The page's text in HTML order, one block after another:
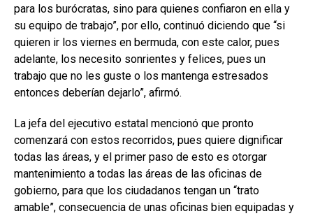
para los burócratas, sino para quienes confiaron en ella y
su equipo de trabajo”, por ello, continuó diciendo que “si
quieren ir los viernes en bermuda, con este calor, pues
adelante, los necesito sonrientes y felices, pues un
trabajo que no les guste o los mantenga estresados
entonces deberían dejarlo”, afirmó.
La jefa del ejecutivo estatal mencionó que pronto
comenzará con estos recorridos, pues quiere dignificar
todas las áreas, y el primer paso de esto es otorgar
mantenimiento a todas las áreas de las oficinas de
gobierno, para que los ciudadanos tengan un “trato
amable”, consecuencia de unas oficinas bien equipadas y